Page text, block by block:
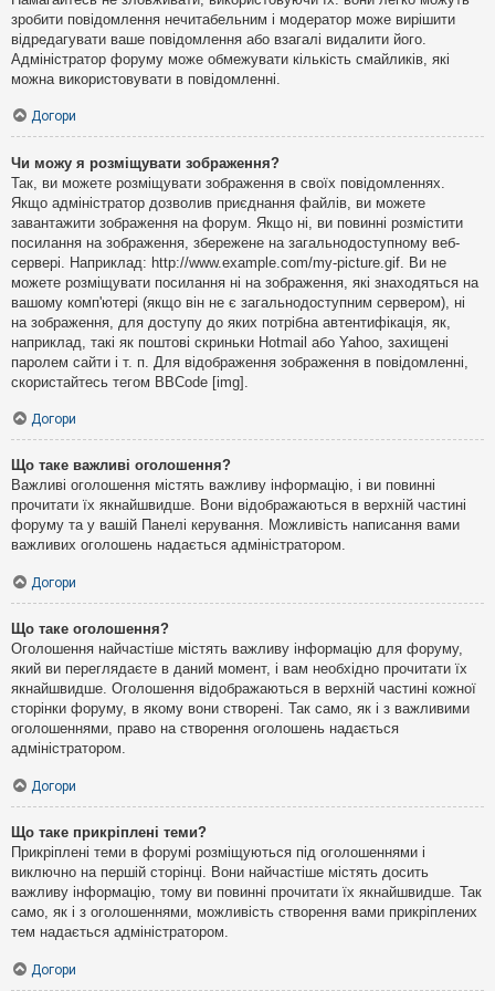
зробити повідомлення нечитабельним і модератор може вирішити
відредагувати ваше повідомлення або взагалі видалити його.
Адміністратор форуму може обмежувати кількість смайликів, які
можна використовувати в повідомленні.
Догори
Чи можу я розміщувати зображення?
Так, ви можете розміщувати зображення в своїх повідомленнях.
Якщо адміністратор дозволив приєднання файлів, ви можете
завантажити зображення на форум. Якщо ні, ви повинні розмістити
посилання на зображення, збережене на загальнодоступному веб-
сервері. Наприклад: http://www.example.com/my-picture.gif. Ви не
можете розміщувати посилання ні на зображення, які знаходяться на
вашому комп'ютері (якщо він не є загальнодоступним сервером), ні
на зображення, для доступу до яких потрібна автентифікація, як,
наприклад, такі як поштові скриньки Hotmail або Yahoo, захищені
паролем сайти і т. п. Для відображення зображення в повідомленні,
скористайтесь тегом BBCode [img].
Догори
Що таке важливі оголошення?
Важливі оголошення містять важливу інформацію, і ви повинні
прочитати їх якнайшвидше. Вони відображаються в верхній частині
форуму та у вашій Панелі керування. Можливість написання вами
важливих оголошень надається адміністратором.
Догори
Що таке оголошення?
Оголошення найчастіше містять важливу інформацію для форуму,
який ви переглядаєте в даний момент, і вам необхідно прочитати їх
якнайшвидше. Оголошення відображаються в верхній частині кожної
сторінки форуму, в якому вони створені. Так само, як і з важливими
оголошеннями, право на створення оголошень надається
адміністратором.
Догори
Що таке прикріплені теми?
Прикріплені теми в форумі розміщуються під оголошеннями і
виключно на першій сторінці. Вони найчастіше містять досить
важливу інформацію, тому ви повинні прочитати їх якнайшвидше. Так
само, як і з оголошеннями, можливість створення вами прикріплених
тем надається адміністратором.
Догори